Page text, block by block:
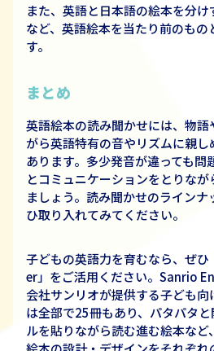
また、英語と日本語の絵本を分け
など、英語絵本を当たり前のもの
す。
まとめ
英語絵本の読み聞かせには、物
がら英語特有の音やリズムに親
あります。多少発音が違っても問
とコミュニケーションをとりな
ましょう。読み聞かせのライン
ひ取り入れてみてください。
子どもの英語力を育むなら、ぜ
er」をご活用ください。Sanrio
会社サンリオが提供する子ども
は全部で25冊もあり、パタパタ
ルを貼りながら読む進む絵本など